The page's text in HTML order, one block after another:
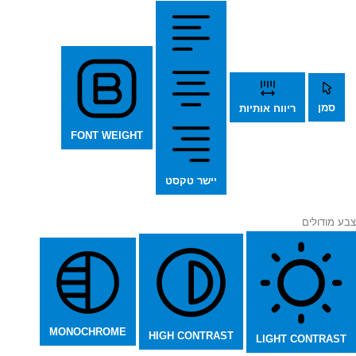
סמן ריווח אותיות
יישר טקסט
FONT WEIGHT
צבע מודולים
LIGHT CONTRAST
HIGH CONTRAST
MONOCHROME